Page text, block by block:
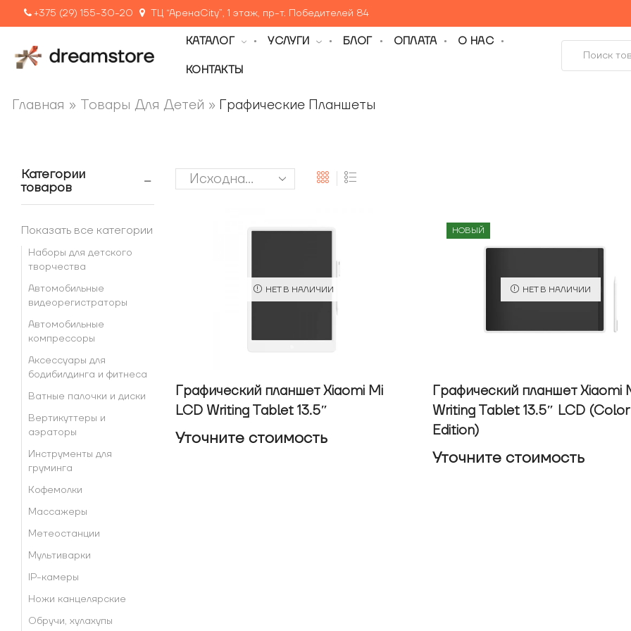
+375 (29) 155-30-20 ТЦ “АренаCity”, 1 этаж, пр-т. Победителей 84
КАТАЛОГ УСЛУГИ БЛОГ ОПЛАТА О НАС
КОНТАКТЫ
Главная » Товары Для Детей » Графические Планшеты
НЕТ В НАЛИЧИИ
Графический планшет Xiaomi Mi
LCD Writing Tablet 13.5″
Уточнитe стоимость
НОВЫЙ
НЕТ В НАЛИЧИИ
Графический планшет Xiaomi
Writing Tablet 13.5″ LCD (Color
Edition)
Уточнитe стоимость
Категории
товаров
Показать все категории
Наборы для детского
творчества
Автомобильные
видеорегистраторы
Автомобильные
компрессоры
Аксессуары для
бодибилдинга и фитнеса
Ватные палочки и диски
Вертикуттеры и
аэраторы
Инструменты для
груминга
Кофемолки
Массажеры
Метеостанции
Мультиварки
IP-камеры
Ножи канцелярские
Обручи, хулахупы